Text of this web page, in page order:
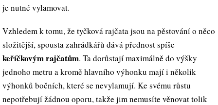
je nutné vylamovat.
Vzhledem k tomu, že tyčková rajčata jsou na pěstování o něco
složitější, spousta zahrádkářů dává přednost spíše
keříčkovým rajčatům. Ta dorůstají maximálně do výšky
jednoho metru a kromě hlavního výhonku mají i několik
výhonků bočních, které se nevylamují. Ke svému růstu
nepotřebují žádnou oporu, takže jim nemusíte věnovat tolik